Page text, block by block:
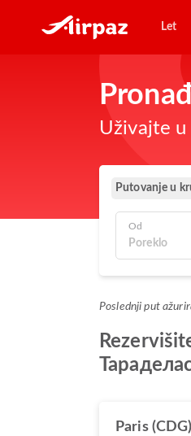
Let
Uživajte u
Putovanje u
Od
Poslednji put
Paris (CDG)